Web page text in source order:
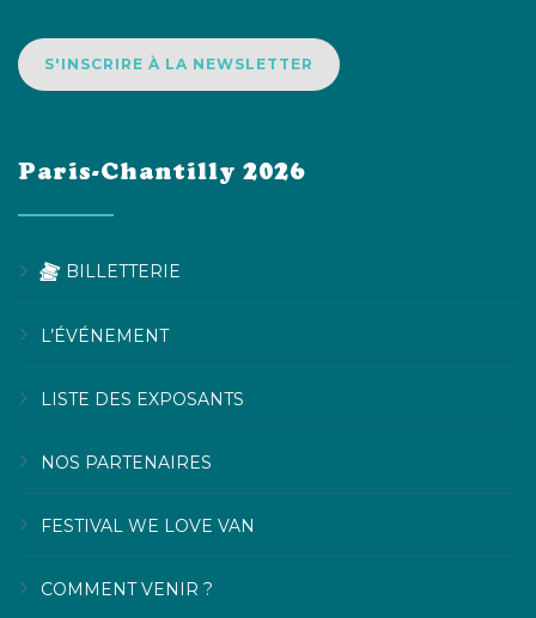
S'INSCRIRE À LA NEWSLETTER
Paris-Chantilly 2026
BILLETTERIE
L’ÉVÉNEMENT
LISTE DES EXPOSANTS
NOS PARTENAIRES
FESTIVAL WE LOVE VAN
COMMENT VENIR ?